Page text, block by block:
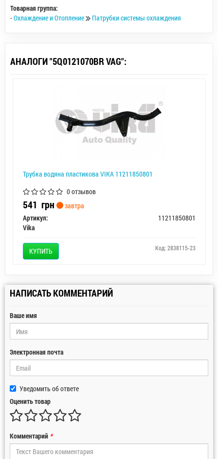
Товарная группа:
-Охлаждение и Отопление Патрубки системы охлаждения
АНАЛОГИ "5Q0121070BR VAG":
Трубка водяна пластикова VIKA 11211850801
0 отзывов
541 грн
завтра
Артикул:
11211850801
Vika
КУПИТЬ Код: 2838115-23
НАПИСАТЬ КОММЕНТАРИЙ
Ваше имя
Электронная почта
Уведомить об ответе
Оценить товар
Комментарий *